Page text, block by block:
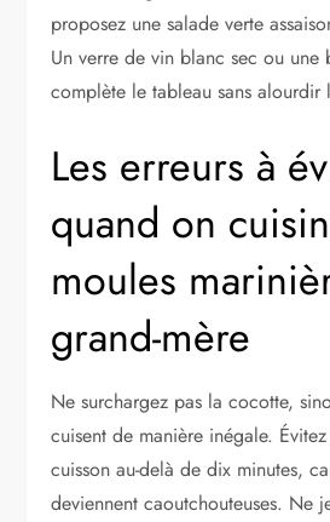
proposez une salade verte
Un verre de vin blanc sec ou une
complète le tableau sans alourdir
Les erreurs à
quand on
moules
grand-mère
Ne surchargez pas la cocotte,
cuisent de manière inégale.
cuisson au-delà de dix minutes,
deviennent caoutchouteuses. Ne